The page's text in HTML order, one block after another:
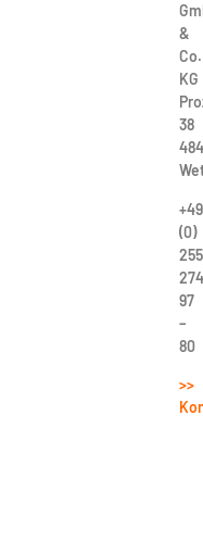
&
Co.
KG
38
+49
(0)
274
97
–
80
>>